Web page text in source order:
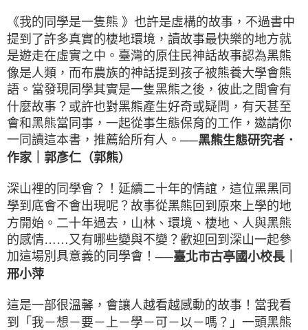
《我的同學是一隻熊 》也許是虛構的故事，不過書中
提到了許多真實的棲地環境，讀故事最快樂的地方就
是遊走在虛實之中。臺灣的原住民神話故事認為黑熊
像是人類，而布農族的神話提到孩子被熊養大學會熊
語。當發現同學其實是一隻黑熊之後，彼此之間會有
什麼故事？或許也對黑熊產生好奇或疑問，有天甚至
會和黑熊當同事，一起從事生態保育的工作，邀請你
一同讀這本書，推薦給所有人。 ──黑熊生態研究者．
作家｜郭彥仁（郭熊）
深山裡的同學會？！延續二十年的情誼，這位黑黑同
學到底會不會出現呢？故事從黑熊回到原來上學的地
方開始。二十年過去，山林、環境、棲地、人與黑熊
的感情……又有哪些變與不變？歡迎回到深山一起參
加這場別具意義的同學會！ ──臺北市古亭國小校長｜
邢小萍
這是一部很溫馨，會讓人越看越感動的故事！當我看
到「我－想－要－上－學－可－以－嗎？」一頭黑熊